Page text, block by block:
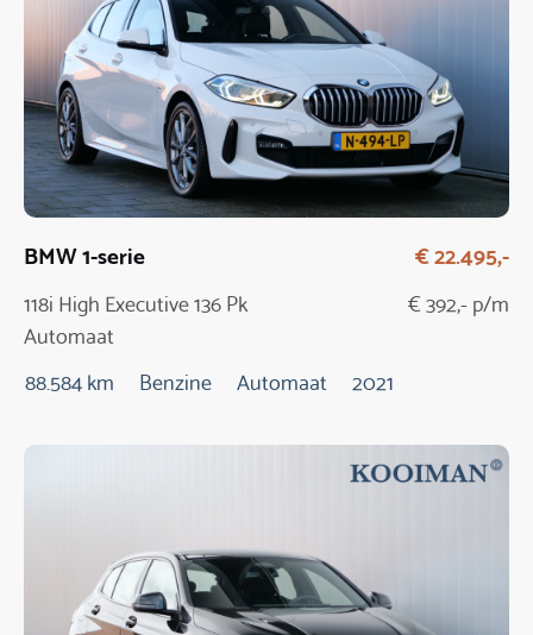
BMW 1-serie
118i High Executive 136 Pk
Automaat
€ 22.495,-
€ 392,- p/m
88.584 km Benzine Automaat 2021